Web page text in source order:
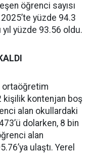
öğrenci sayısı
yüzde 94.3
yüzde 93.56 oldu.
ortaöğretim
kişilik kontenjan boş
alan okullardaki
dolarken, 8 bin
alan
ulaştı. Yerel